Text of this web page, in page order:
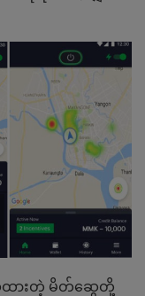
လဲထားတဲ့ မိတ်ဆွေတို့